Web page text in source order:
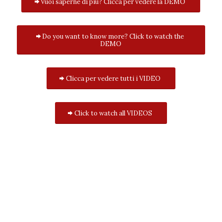
Vuoi saperne di più? Clicca per vedere la DEMO
Do you want to know more? Click to watch the
DEMO
Clicca per vedere tutti i VIDEO
Click to watch all VIDEOS